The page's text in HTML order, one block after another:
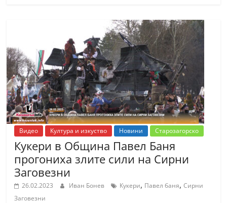
а
З
а
г
о
р
а
–
k
a
z
Видео Култура и изкуство Новини Старозагорско
Кукери в Община Павел Баня
прогониха злите сили на Сирни
Заговезни
26.02.2023 Иван Бонев Кукери, Павел баня,Сирни
Заговезни